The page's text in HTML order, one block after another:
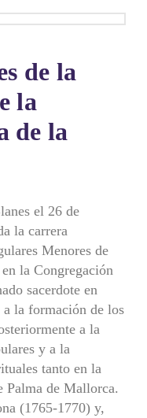
de la
la
de la
el 26 de
la carrera
Menores de
la Congregación
sacerdote en
la formación de los
a la
y a la
tanto en la
Palma de Mallorca.
(1765-1770) y,